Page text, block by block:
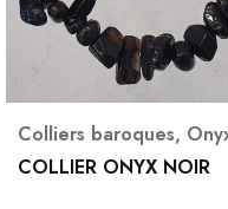
Colliers baroques,
COLLIER ONYX NOIR